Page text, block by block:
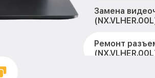
Замена
Ремонт